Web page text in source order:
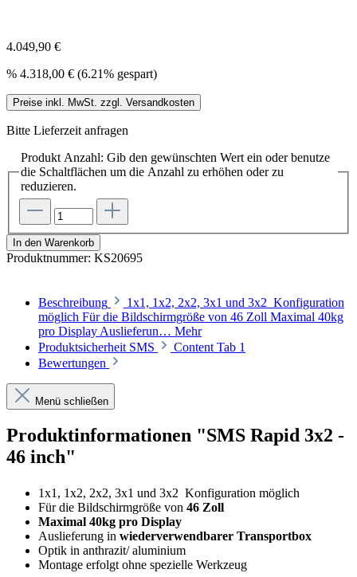
4.049,90 €
% 4.318,00 € (6.21% gespart)
Preise inkl. MwSt. zzgl. Versandkosten
Bitte Lieferzeit anfragen
Produkt Anzahl: Gib den gewünschten Wert ein oder benutze
die Schaltflächen um die Anzahl zu erhöhen oder zu
reduzieren.
In den Warenkorb
Produktnummer: KS20695
Beschreibung
1x1, 1x2, 2x2, 3x1 und 3x2 Konfiguration
möglich Für die Bildschirmgröße von 46 Zoll Maximal 40kg
pro Display Auslieferun… Mehr
Produktsicherheit SMS
Content Tab 1
Bewertungen
Menü schließen
Produktinformationen "SMS Rapid 3x2 -
46 inch"
1x1, 1x2, 2x2, 3x1 und 3x2 Konfiguration möglich
Für die Bildschirmgröße von 46 Zoll
Maximal 40kg pro Display
Auslieferung in wiederverwendbarer Transportbox
Optik in anthrazit/ aluminium
Montage erfolgt ohne spezielle Werkzeug